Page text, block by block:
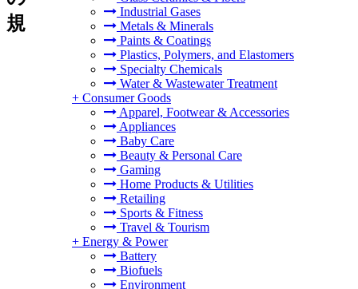
Industrial Gases
Metals & Minerals
Paints & Coatings
Plastics, Polymers, and Elastomers
Specialty Chemicals
Water & Wastewater Treatment
+ Consumer Goods
Apparel, Footwear & Accessories
Appliances
Baby Care
Beauty & Personal Care
Gaming
Home Products & Utilities
Retailing
Sports & Fitness
Travel & Tourism
+ Energy & Power
Battery
Biofuels
Environment
規